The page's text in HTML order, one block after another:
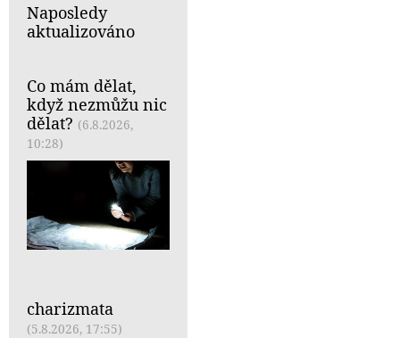
Naposledy
aktualizováno
Co mám dělat,
když nezmůžu nic
dělat? (6.8.2026,
10:28)
charizmata
(5.8.2026, 17:55)